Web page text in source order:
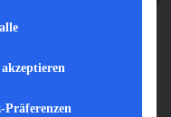
gestellt wird, oder
Präferenzen